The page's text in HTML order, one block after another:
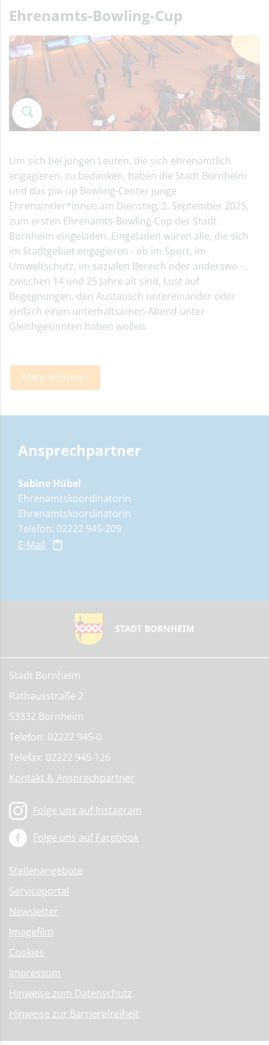
Ehrenamts-Bowling-Cup
Um sich bei jungen Leuten, die sich ehrenamtlich
engagieren, zu bedanken, haben die Stadt Bornheim
und das pin-up Bowling-Center junge
Ehrenamtler*innen am Dienstag, 2. September 2025,
zum ersten Ehrenamts-Bowling-Cup der Stadt
Bornheim eingeladen. Eingeladen waren alle, die sich
im Stadtgebiet engagieren - ob im Sport, im
Umweltschutz, im sozialen Bereich oder anderswo –,
zwischen 14 und 25 Jahre alt sind, Lust auf
Begegnungen, den Austausch untereinander oder
einfach einen unterhaltsamen Abend unter
Gleichgesinnten haben wollen.
Mehr erfahren
Ansprechpartner
Sabine Hübel
Ehrenamtskoordinatorin
Ehrenamtskoordinatorin
Telefon: 02222 945-209
E-Mail
Stadt Bornheim
Rathausstraße 2
53332 Bornheim
Telefon: 02222 945-0
Telefax: 02222 945-126
Kontakt & Ansprechpartner
Folge uns auf Instagram
Folge uns auf Facebook
Stellenangebote
Serviceportal
Newsletter
Imagefilm
Cookies
Impressum
Hinweise zum Datenschutz
Hinweise zur Barrierefreiheit